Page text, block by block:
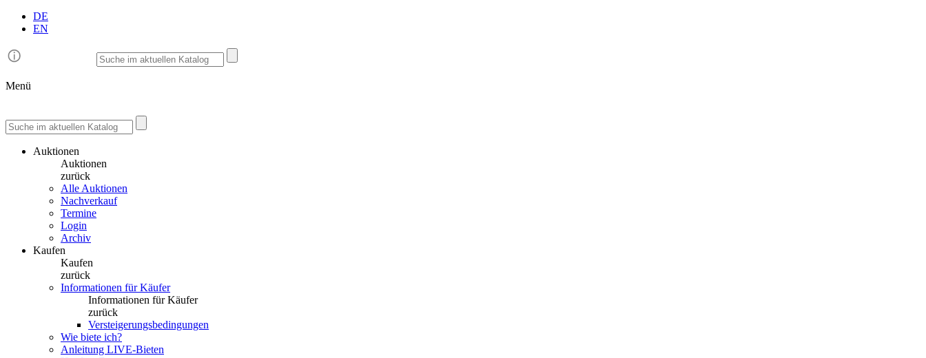
DE
EN
Menü
Auktionen
Auktionen
zurück
Alle Auktionen
Nachverkauf
Termine
Login
Archiv
Kaufen
Kaufen
zurück
Informationen für Käufer
Informationen für Käufer
zurück
Versteigerungsbedingungen
Wie biete ich?
Anleitung LIVE-Bieten